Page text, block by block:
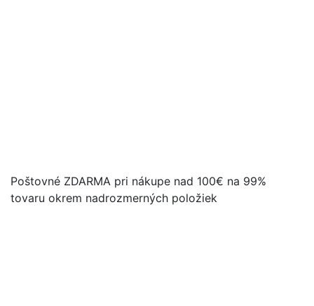
Poštovné ZDARMA pri nákupe nad 100€ na 99%
tovaru okrem nadrozmerných položiek